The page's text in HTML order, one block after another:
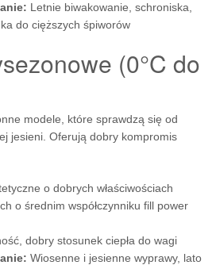
Letnie biwakowanie, schroniska,
do cięższych śpiworów
(0°C do
modele, które sprawdzą się od
jesieni. Oferują dobry kompromis
o dobrych właściwościach
o średnim współczynniku fill power
dobry stosunek ciepła do wagi
Wiosenne i jesienne wyprawy, lato